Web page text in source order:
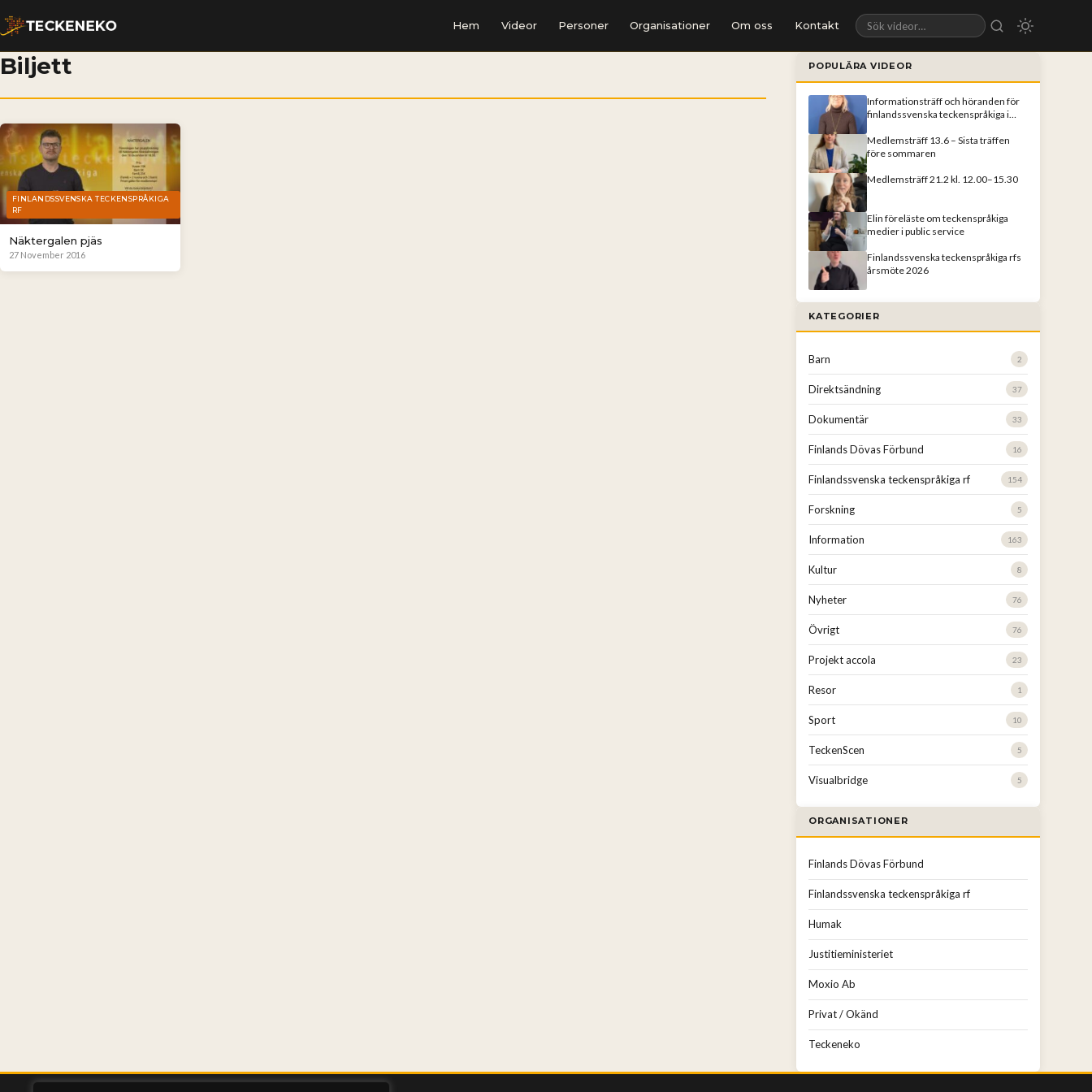
Hem Videor Personer Organisationer Om oss Kontakt
Sök videor
Biljett
FINLANDSSVENSKA TECKENSPRÅKIGA
RF
Näktergalen pjäs
27 November 2016
POPULÄRA VIDEOR
Informationsträff och höranden för
finlandssvenska teckenspråkiga i
Medlemsträff 13.6 – Sista träffen
före sommaren
Medlemsträff 21.2 kl. 12.00–15.30
Elin föreläste om teckenspråkiga
medier i public service
Finlandssvenska teckenspråkiga rfs
årsmöte 2026
KATEGORIER
Barn 2
Direktsändning 37
Dokumentär 33
Finlands Dövas Förbund 16
Finlandssvenska teckenspråkiga rf 154
Forskning 5
Information 163
Kultur 8
Nyheter 76
Övrigt 76
Projekt accola 23
Resor 1
Sport 10
TeckenScen 5
Visualbridge 5
ORGANISATIONER
Finlands Dövas Förbund
Finlandssvenska teckenspråkiga rf
Humak
Justitieministeriet
Moxio Ab
Privat / Okänd
Teckeneko